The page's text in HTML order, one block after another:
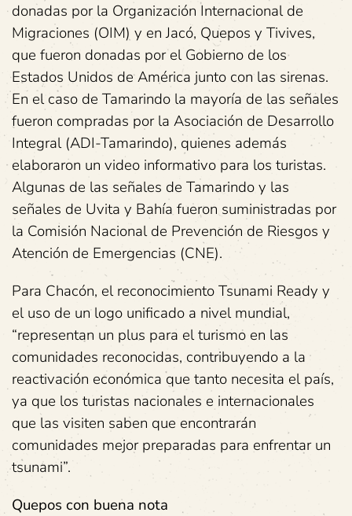
donadas por la Organización Internacional de
Migraciones (OIM) y en Jacó, Quepos y Tivives,
que fueron donadas por el Gobierno de los
Estados Unidos de América junto con las sirenas.
En el caso de Tamarindo la mayoría de las señales
fueron compradas por la Asociación de Desarrollo
Integral (ADI-Tamarindo), quienes además
elaboraron un video informativo para los turistas.
Algunas de las señales de Tamarindo y las
señales de Uvita y Bahía fueron suministradas por
la Comisión Nacional de Prevención de Riesgos y
Atención de Emergencias (CNE).
Para Chacón, el reconocimiento Tsunami Ready y
el uso de un logo unificado a nivel mundial,
“representan un plus para el turismo en las
comunidades reconocidas, contribuyendo a la
reactivación económica que tanto necesita el país,
ya que los turistas nacionales e internacionales
que las visiten saben que encontrarán
comunidades mejor preparadas para enfrentar un
tsunami”.
Quepos con buena nota